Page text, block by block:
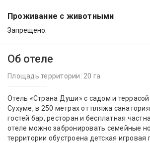
Проживание с животными
Запрещено.
Об отеле
Площадь территории: 20 га
Отель «Страна Души» с садом и
Сухуме, в 250 метрах от пляжа
гостей бар, ресторан и бесплатная
отеле можно забронировать семейные
территории обустроена детская